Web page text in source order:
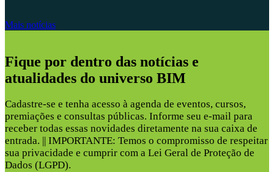
Mais notícias
Fique por dentro das notícias e
atualidades do universo BIM
Cadastre-se e tenha acesso à agenda de eventos, cursos,
premiações e consultas públicas. Informe seu e-mail para
receber todas essas novidades diretamente na sua caixa de
entrada. || IMPORTANTE: Temos o compromisso de respeitar
sua privacidade e cumprir com a Lei Geral de Proteção de
Dados (LGPD).